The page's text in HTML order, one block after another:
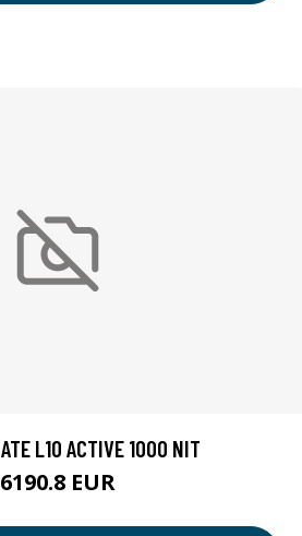
L10 ACTIVE 1000 NIT
6190.8 EUR